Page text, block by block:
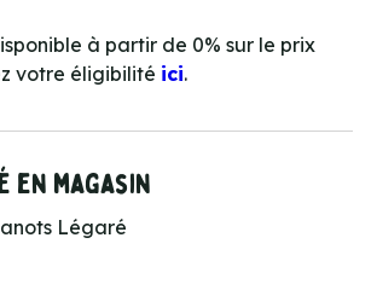
à partir de 0% sur le prix
votre éligibilité ici.
en magasin
Légaré